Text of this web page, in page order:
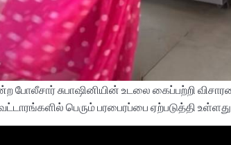
போலீசார் சுபாஷினியின் உடலை கைப்பற்றி
பெரும் பரபைரப்பை ஏற்படுத்தி உள்ளது